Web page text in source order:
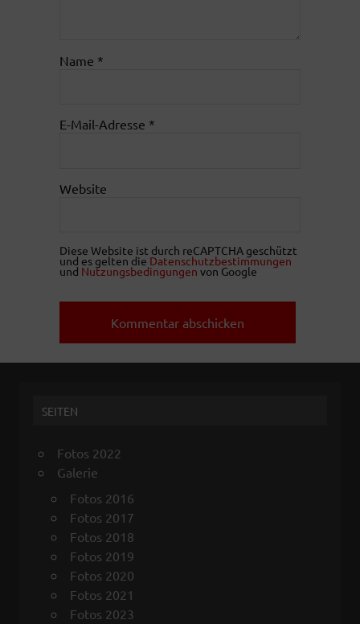
Name *
E-Mail-Adresse *
Website
Diese Website ist durch reCAPTCHA geschützt
und es gelten die Datenschutzbestimmungen
und Nutzungsbedingungen von Google
SEITEN
Fotos 2022
Galerie
Fotos 2016
Fotos 2017
Fotos 2018
Fotos 2019
Fotos 2020
Fotos 2021
Fotos 2023